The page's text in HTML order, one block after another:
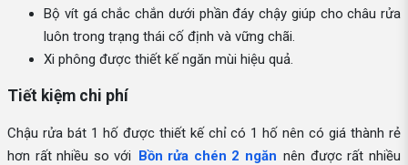
Bộ vít gá chắc chắn dưới phần đáy chậy giúp cho châu rửa
luôn trong trạng thái cố định và vững chãi.
Xi phông được thiết kế ngăn mùi hiệu quả.
Tiết kiệm chi phí
Chậu rửa bát 1 hố được thiết kế chỉ có 1 hố nên có giá thành rẻ
hơn rất nhiều so với Bồn rửa chén 2 ngăn nên được rất nhiều